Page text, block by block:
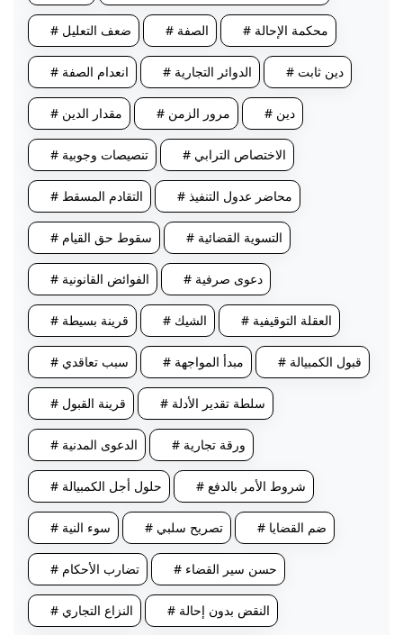
# ضعف التعليل # الصفة # محكمة الإحالة
# انعدام الصفة # الدوائر التجارية # دين ثابت
# مقدار الدين # مرور الزمن # دين
# تنصيصات وجوبية # الاختصاص الترابي
# التقادم المسقط # محاضر عدول التنفيذ
# سقوط حق القيام # التسوية القضائية
# الفوائض القانونية # دعوى صرفية
# قرينة بسيطة # الشيك # العقلة التوقيفية
# سبب تعاقدي # مبدأ المواجهة # قبول الكمبيالة
# قرينة القبول # سلطة تقدير الأدلة
# الدعوى المدنية # ورقة تجارية
# حلول أجل الكمبيالة # شروط الأمر بالدفع
# سوء النية # تصريح سلبي # ضم القضايا
# تضارب الأحكام # حسن سير القضاء
# النزاع التجاري # النقض بدون إحالة